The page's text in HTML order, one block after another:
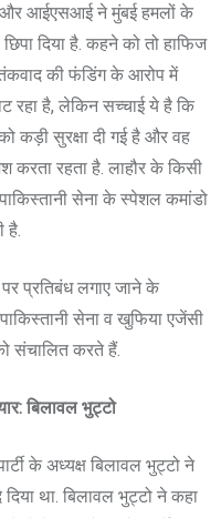
और आईएसआई ने मुंबई हमलों के
दिया है. कहने को तो हाफिज
की फंडिंग के आरोप में
रहा है, लेकिन सच्चाई ये है कि
कड़ी सुरक्षा दी गई है और वह
करता रहता है. लाहौर के किसी
सेना के स्पेशल कमांडो
है.
प्रतिबंध लगाए जाने के
सेना व खुफिया एजेंसी
करते हैं.
बिलावल भुट्टो
के अध्यक्ष बिलावल भुट्टो ने
था. बिलावल भुट्टो ने कहा